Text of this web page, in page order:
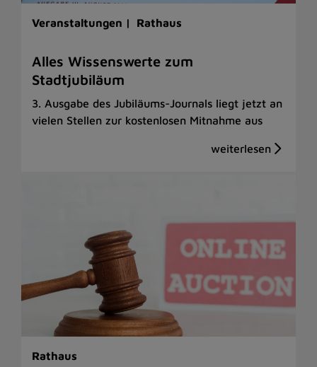
Veranstaltungen | Rathaus
Alles Wissenswerte zum
Stadtjubiläum
3. Ausgabe des Jubiläums-Journals liegt jetzt an
vielen Stellen zur kostenlosen Mitnahme aus
Rathaus